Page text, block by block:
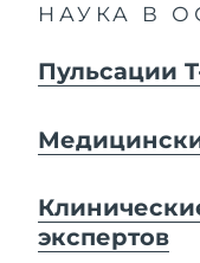
НАУКА В
Пульсации
экспертов